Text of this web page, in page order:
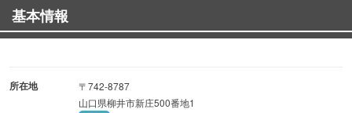
基本情報
所在地
〒742-8787
山口県柳井市新庄500番地1